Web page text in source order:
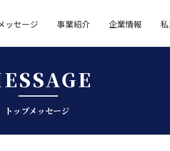
ッセージ 事業紹介 企業情報
トップメッセージ